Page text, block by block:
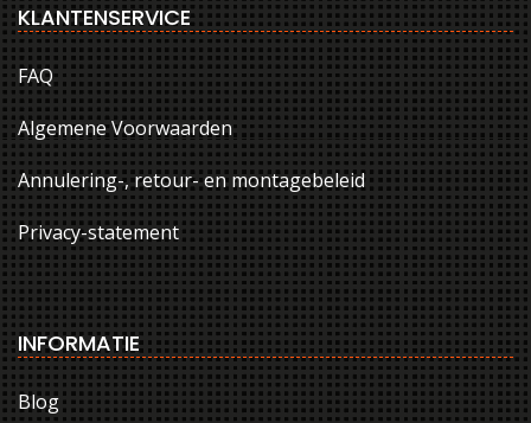
KLANTENSERVICE
FAQ
Algemene Voorwaarden
Annulering-, retour- en montagebeleid
Privacy-statement
INFORMATIE
Blog